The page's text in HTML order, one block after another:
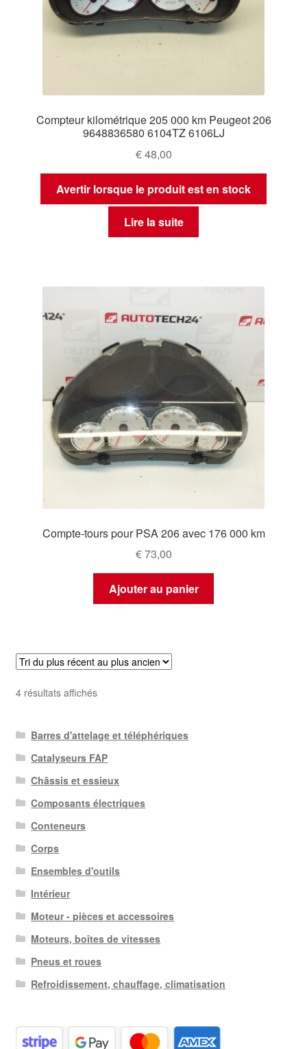
Compteur kilométrique 205 000 km Peugeot 206
9648836580 6104TZ 6106LJ
€48,00
Avertir lorsque le produit est en stock
Lire la suite
Compte-tours pour PSA 206 avec 176 000 km
€73,00
Ajouter au panier
4 résultats affichésTrié
récent
au
plus
ancien
Barres d'attelage et téléphériques
Catalyseurs FAP
Châssis et essieux
Composants électriques
Conteneurs
Corps
Ensembles d'outils
Intérieur
Moteur - pièces et accessoires
Moteurs, boîtes de vitesses
Pneus et roues
Refroidissement, chauffage, climatisation